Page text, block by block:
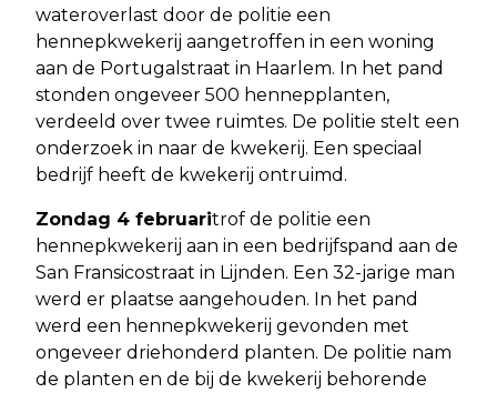
wateroverlast door de politie een
hennepkwekerij aangetroffen in een woning
aan de Portugalstraat in Haarlem. In het pand
stonden ongeveer 500 hennepplanten,
verdeeld over twee ruimtes. De politie stelt een
onderzoek in naar de kwekerij. Een speciaal
bedrijf heeft de kwekerij ontruimd.
Zondag 4 februaritrof de politie een
hennepkwekerij aan in een bedrijfspand aan de
San Fransicostraat in Lijnden. Een 32-jarige man
werd er plaatse aangehouden. In het pand
werd een hennepkwekerij gevonden met
ongeveer driehonderd planten. De politie nam
de planten en de bij de kwekerij behorende